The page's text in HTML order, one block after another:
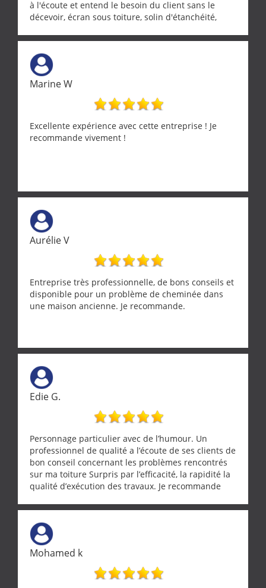
à l'écoute et entend le besoin du client sans le
décevoir, écran sous toiture, solin d'étanchéité,
récupérateur d'eau, tout a été parfaitement mis en
œuvre sans besoin d'y revenir. confiance assurée.
Marine W
Excellente expérience avec cette entreprise ! Je
recommande vivement !
Aurélie V
Entreprise très professionnelle, de bons conseils et
disponible pour un problème de cheminée dans
une maison ancienne. Je recommande.
Edie G.
Personnage particulier avec de l’humour. Un
professionnel de qualité a l’écoute de ses clients de
bon conseil concernant les problèmes rencontrés
sur ma toiture Surpris par l’efficacité, la rapidité la
qualité d’exécution des travaux. Je recommande
Mohamed k